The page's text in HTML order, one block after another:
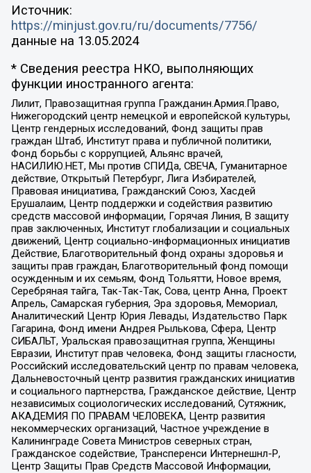
Источник:
https://minjust.gov.ru/ru/documents/7756/
данные на 13.05.2024
* Сведения реестра НКО, выполняющих
функции иностранного агента:
Лилит, Правозащитная группа Гражданин.Армия.Право,
Нижегородский центр немецкой и европейской культуры,
Центр гендерных исследований, Фонд защиты прав
граждан Штаб, Институт права и публичной политики,
Фонд борьбы с коррупцией, Альянс врачей,
НАСИЛИЮ.НЕТ, Мы против СПИДа, СВЕЧА, Гуманитарное
действие, Открытый Петербург, Лига Избирателей,
Правовая инициатива, Гражданский Союз, Хасдей
Ерушалаим, Центр поддержки и содействия развитию
средств массовой информации, Горячая Линия, В защиту
прав заключенных, Институт глобализации и социальных
движений, Центр социально-информационных инициатив
Действие, Благотворительный фонд охраны здоровья и
защиты прав граждан, Благотворительный фонд помощи
осужденным и их семьям, Фонд Тольятти, Новое время,
Серебряная тайга, Так-Так-Так, Сова, центр Анна, Проект
Апрель, Самарская губерния, Эра здоровья, Мемориал,
Аналитический Центр Юрия Левады, Издательство Парк
Гагарина, Фонд имени Андрея Рылькова, Сфера, Центр
СИБАЛЬТ, Уральская правозащитная группа, Женщины
Евразии, Институт прав человека, Фонд защиты гласности,
Российский исследовательский центр по правам человека,
Дальневосточный центр развития гражданских инициатив
и социального партнерства, Гражданское действие, Центр
независимых социологических исследований, Сутяжник,
АКАДЕМИЯ ПО ПРАВАМ ЧЕЛОВЕКА, Центр развития
некоммерческих организаций, Частное учреждение в
Калининграде Совета Министров северных стран,
Гражданское содействие, Трансперенси Интернешнл-Р,
Центр Защиты Прав Средств Массовой Информации,